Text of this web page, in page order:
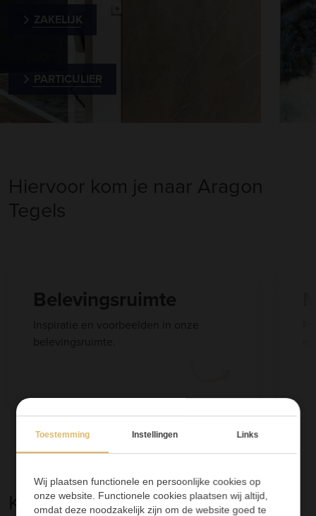
ZAKELIJK
PARTICULIER
Hiervoor kom je naar Aragon
Tegels
Belevingsruimte
Inspiratie en voorbeelden in onze
belevingsruimte.
Kies
Toestemming Instellingen Links
Wij plaatsen functionele en persoonlijke cookies op
onze website. Functionele cookies plaatsen wij altijd,
omdat deze noodzakelijk zijn om de website goed te